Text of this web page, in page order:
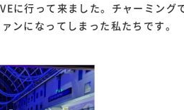
に行って来ました。チャーミン
ンになってしまった私たちです。